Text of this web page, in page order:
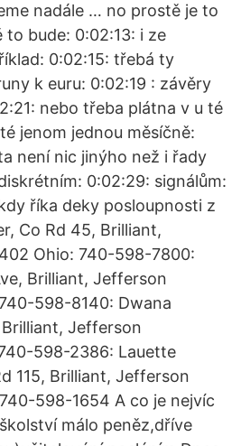
nadále … no prostě je to
bude: 0:02:13: i ze
0:02:15: třebá ty
k euru: 0:02:19 : závěry
nebo třeba plátna v u té
jenom jednou měsíčně:
není nic jinýho než i řady
0:02:29: signálům:
říka deky posloupnosti z
Co Rd 45, Brilliant,
Ohio: 740-598-7800:
Brilliant, Jefferson
598-8140: Dwana
Jefferson
598-2386: Lauette
115, Brilliant, Jefferson
598-1654 A co je nejvíc
málo peněz,dříve